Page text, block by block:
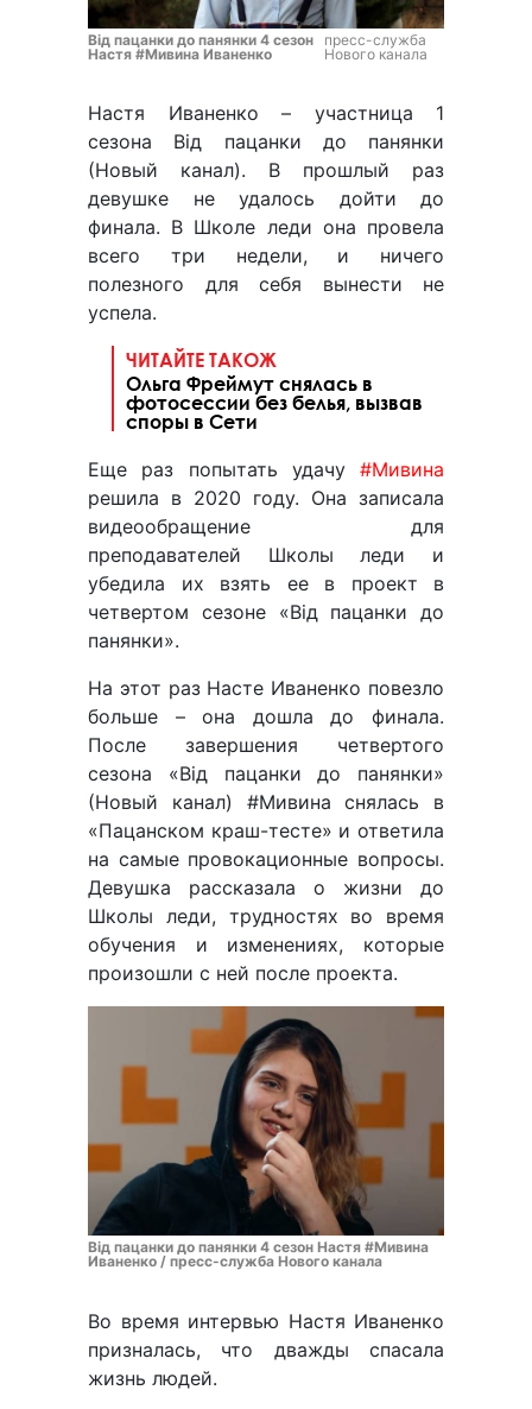
Від пацанки до панянки 4 сезон
Настя #Мивина Иваненко
пресс-служба
Нового канала
Настя Иваненко – участница 1
сезона Від пацанки до панянки
(Новый канал). В прошлый раз
девушке не удалось дойти до
финала. В Школе леди она провела
всего три недели, и ничего
полезного для себя вынести не
успела.
ЧИТАЙТЕ ТАКОЖ
Ольга Фреймут снялась в
фотосессии без белья, вызвав
споры в Сети
Еще раз попытать удачу #Мивина
решила в 2020 году. Она записала
видеообращение для
преподавателей Школы леди и
убедила их взять ее в проект в
четвертом сезоне «Від пацанки до
панянки».
На этот раз Насте Иваненко повезло
больше – она дошла до финала.
После завершения четвертого
сезона «Від пацанки до панянки»
(Новый канал) #Мивина снялась в
«Пацанском краш-тесте» и ответила
на самые провокационные вопросы.
Девушка рассказала о жизни до
Школы леди, трудностях во время
обучения и изменениях, которые
произошли с ней после проекта.
Від пацанки до панянки 4 сезон Настя #Мивина
Иваненко / пресс-служба Нового канала
Во время интервью Настя Иваненко
призналась, что дважды спасала
жизнь людей.